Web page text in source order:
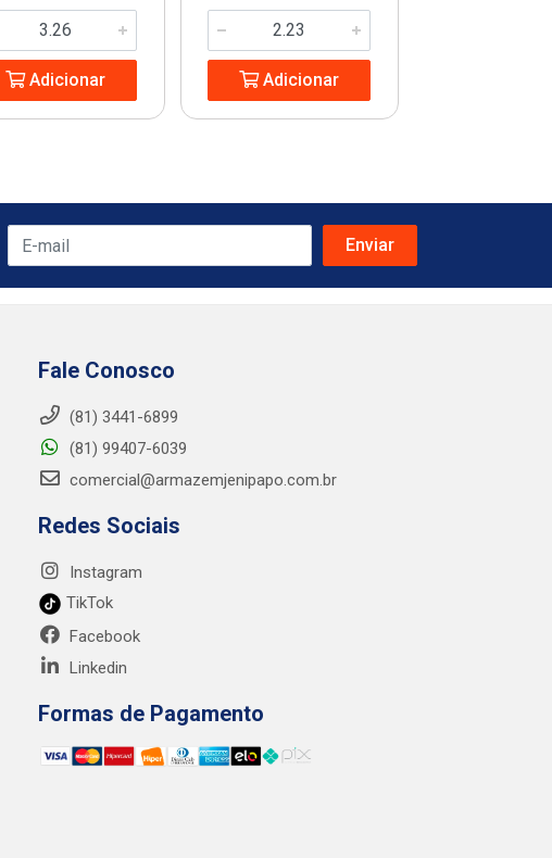
Adicionar Adicionar
Fale Conosco
(81) 3441-6899
(81) 99407-6039
comercial@armazemjenipapo.com.br
Redes Sociais
Instagram
TikTok
Facebook
Linkedin
Formas de Pagamento